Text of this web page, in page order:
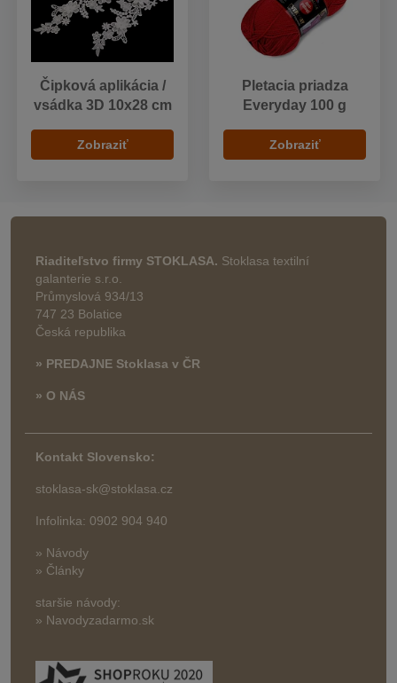
Čipková aplikácia /
vsádka 3D 10x28 cm
Zobraziť
Pletacia priadza
Everyday 100 g
Zobraziť
Riaditeľstvo firmy STOKLASA. Stoklasa textilní
galanterie s.r.o.
Průmyslová 934/13
747 23 Bolatice
Česká republika
» PREDAJNE Stoklasa v ČR
» O NÁS
Kontakt Slovensko:
stoklasa-sk@stoklasa.cz
Infolinka: 0902 904 940
» Návody
» Články
staršie návody:
» Navodyzadarmo.sk